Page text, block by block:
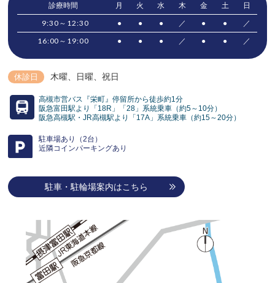
診療時間 月 火 水 木 金 土 日
9:30～12:30 ● ● ● ／ ● ● ／
16:00～19:00 ● ● ● ／ ● ● ／
休診日 木曜、日曜 、祝日
高槻市営バス『栄町』停留所から徒歩約1分
阪急富田駅より「18R」「28」系統乗車（約5～10分）
阪急高槻駅・JR高槻駅より「17A」系統乗車（約15～20分）
駐車場あり（2台）
近隣コインパーキングあり
駐車・駐輪場案内はこちら